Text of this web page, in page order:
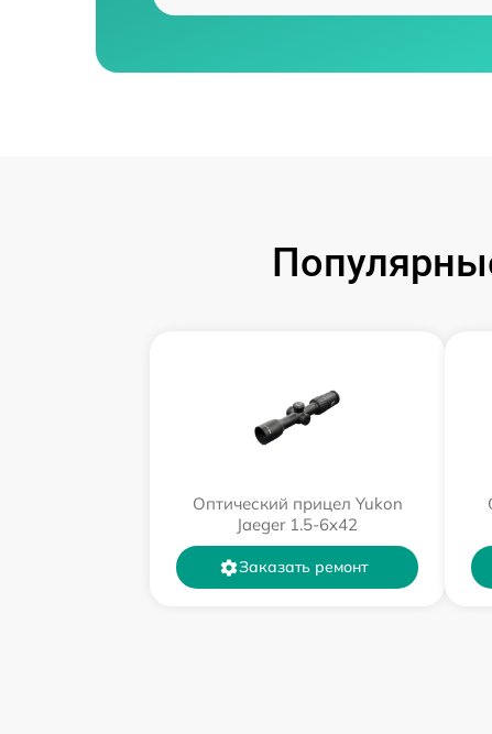
Оптический прицел Yukon
Jaeger 1.5-6x42
Заказать ремонт